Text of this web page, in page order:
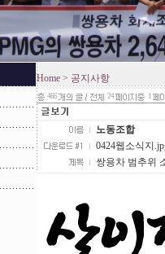
Home > 공지사항
466 24 1
노동조합
0424웹소식지
쌍용차 범추위